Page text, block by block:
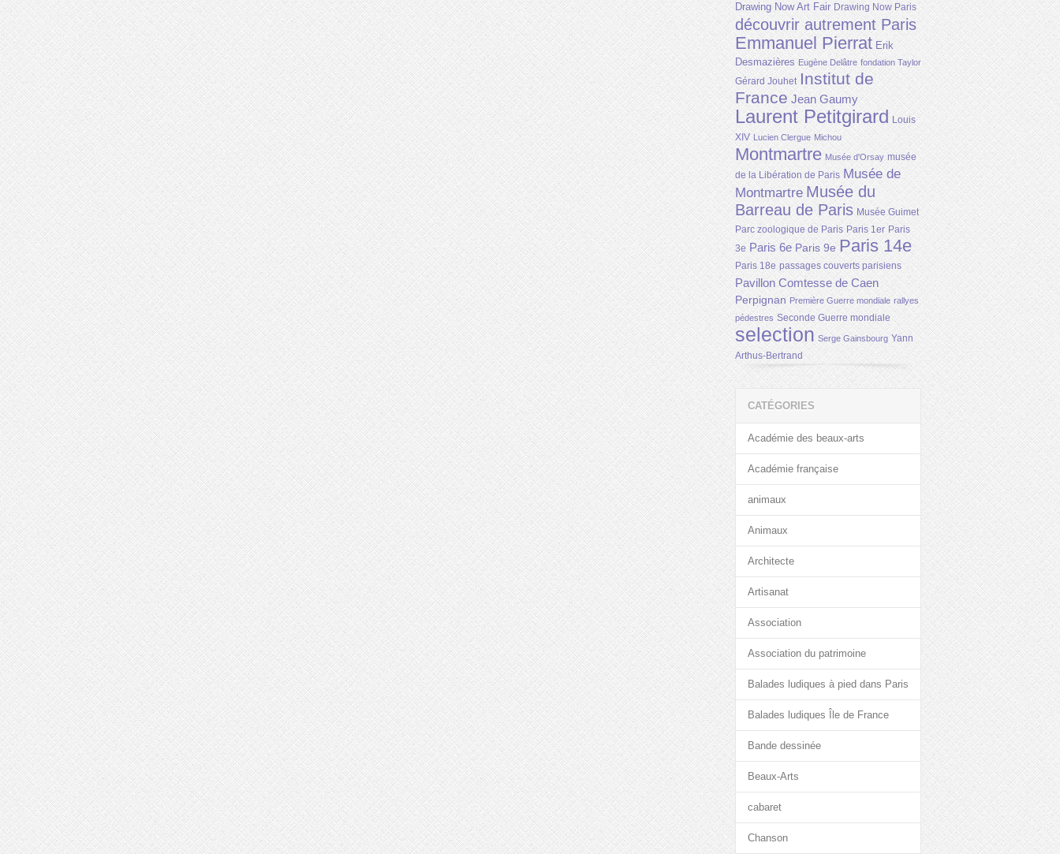
Drawing Now Art Fair Drawing Now Paris
découvrir autrement Paris
Emmanuel Pierrat Erik
Desmazières Eugène Delâtre fondation Taylor
Gérard Jouhet Institut de
France Jean Gaumy
Laurent Petitgirard Louis
XIV Lucien Clergue Michou
Montmartre Musée d'Orsay musée
de la Libération de Paris Musée de
Montmartre Musée du
Barreau de Paris Musée Guimet
Parc zoologique de Paris Paris 1er Paris
3e Paris 6e Paris 9e Paris 14e
Paris 18e passages couverts parisiens
Pavillon Comtesse de Caen
Perpignan Première Guerre mondiale rallyes
pédestres Seconde Guerre mondiale
selection Serge Gainsbourg Yann
Arthus-Bertrand
CATÉGORIES
Académie des beaux-arts
Académie française
animaux
Animaux
Architecte
Artisanat
Association
Association du patrimoine
Balades ludiques à pied dans Paris
Balades ludiques Île de France
Bande dessinée
Beaux-Arts
cabaret
Chanson